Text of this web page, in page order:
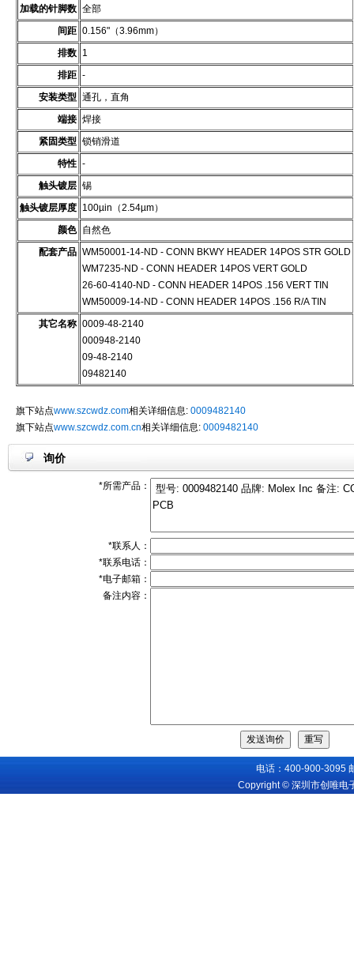
加载的针脚数 全部
间距 0.156"（3.96mm）
排数 1
排距 -
安装类型 通孔，直角
端接 焊接
紧固类型 锁销滑道
特性 -
触头镀层 锡
触头镀层厚度 100µin（2.54µm）
颜色 自然色
配套产品 WM50001-14-ND - CONN BKWY HEADER 14POS STR GOLD
WM7235-ND - CONN HEADER 14POS VERT GOLD
26-60-4140-ND - CONN HEADER 14POS .156 VERT TIN
WM50009-14-ND - CONN HEADER 14POS .156 R/A TIN
其它名称 0009-48-2140
000948-2140
09-48-2140
09482140
旗下站点www.szcwdz.com相关详细信息: 0009482140
旗下站点www.szcwdz.com.cn相关详细信息: 0009482140
询价
*所需产品：
*联系人：
*联系电话：
*电子邮箱：
备注内容：
电话：400-900-3095
Copyright © 深圳市创唯电